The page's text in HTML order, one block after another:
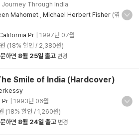
Journey Through India
Mahomet Michael Herbert Fisher (엮
Pr
1997년 07월
원 (18% 할인 / 2,380원)
하면 8월 25일 출고 변경
Smile of India (Hardcover)
Pr
1993년 06월
(18% 할인 / 1,260원)
하면 8월 24일 출고 변경